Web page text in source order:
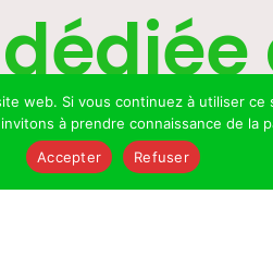
web. Si vous continuez à utiliser
à prendre connaissance de la
Accepter
Refuser